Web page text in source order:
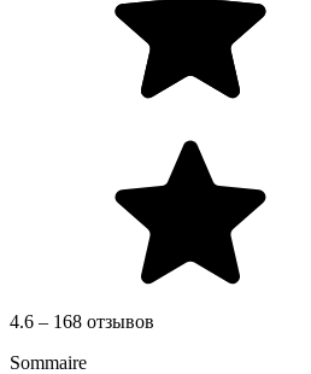
4.6 – 168 отзывов
Sommaire